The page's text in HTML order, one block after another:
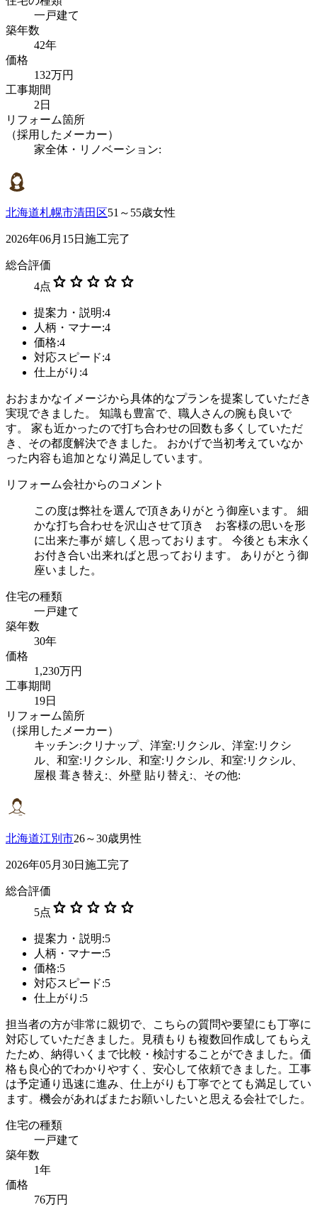
一戸建て
築年数
42年
価格
132万円
工事期間
2日
リフォーム箇所
（採用したメーカー）
家全体・リノベーション:
北海道札幌市清田区51～55歳女性
2026年06月15日施工完了
総合評価
4点 star star star star star
提案力・説明:4
人柄・マナー:4
価格:4
対応スピード:4
仕上がり:4
おおまかなイメージから具体的なプランを提案していただき
実現できました。 知識も豊富で、職人さんの腕も良いで
す。 家も近かったので打ち合わせの回数も多くしていただ
き、その都度解決できました。 おかげで当初考えていなか
った内容も追加となり満足しています。
リフォーム会社からのコメント
この度は弊社を選んで頂きありがとう御座います。 細
かな打ち合わせを沢山させて頂き お客様の思いを形
に出来た事が 嬉しく思っております。 今後とも末永く
お付き合い出来ればと思っております。 ありがとう御
座いました。
住宅の種類
一戸建て
築年数
30年
価格
1,230万円
工事期間
19日
リフォーム箇所
（採用したメーカー）
キッチン:クリナップ、洋室:リクシル、洋室:リクシ
ル、和室:リクシル、和室:リクシル、和室:リクシル、
屋根 葺き替え:、外壁 貼り替え:、その他:
北海道江別市26～30歳男性
2026年05月30日施工完了
総合評価
5点 star star star star star
提案力・説明:5
人柄・マナー:5
価格:5
対応スピード:5
仕上がり:5
担当者の方が非常に親切で、こちらの質問や要望にも丁寧に
対応していただきました。見積もりも複数回作成してもらえ
たため、納得いくまで比較・検討することができました。価
格も良心的でわかりやすく、安心して依頼できました。工事
は予定通り迅速に進み、仕上がりも丁寧でとても満足してい
ます。機会があればまたお願いしたいと思える会社でした。
住宅の種類
一戸建て
築年数
1年
価格
76万円